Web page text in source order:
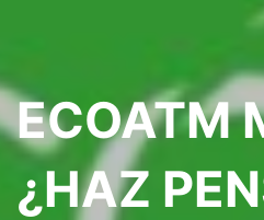
ECOATM
¿HAZ